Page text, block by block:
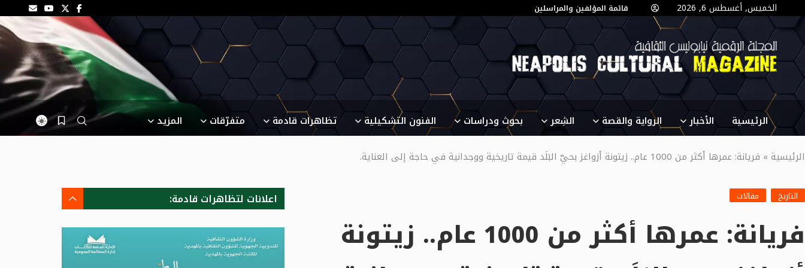
الخميس, أغسطس 6, 2026 قائمة المؤلفين والمراسلين
الرئيسية الأخبار الرواية والقصة الشِعر بحوث ودراسات الفنون التشكيلية تظاهرات قادمة متفرّقات المزيد
الرئيسية» فريانة: عمرها أكثر من 1000 عام.. زيتونة أزواغز بحيّ البَلَد قيمة تاريخية ووجدانية في حاجة إلى العناية.
التاريخ مقالات
فريانة: عمرها أكثر من 1000 عام.. زيتونة
اعلانات لتظاهرات قادمة: